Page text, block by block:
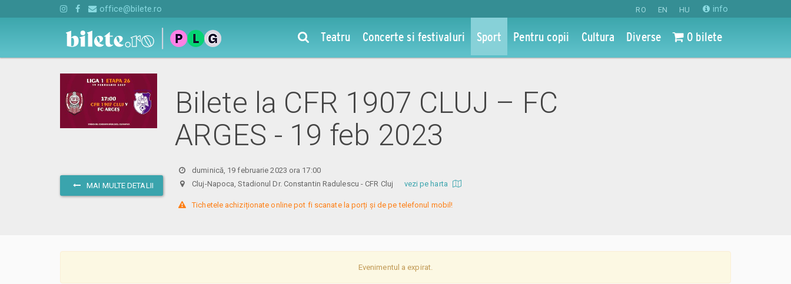
RO EN HU info
office@bilete.ro
Teatru Concerte si festivaluri Sport Pentru copii Cultura Diverse 0 bilete
MAI MULTE DETALII
Bilete la CFR 1907 CLUJ – FC
ARGES - 19 feb 2023
duminică, 19 februarie 2023 ora 17:00
Cluj-Napoca, Stadionul Dr. Constantin Radulescu - CFR Cluj vezi pe harta
Tichetele achiziționate online pot fi scanate la porți și de pe telefonul mobil!
Evenimentul a expirat.